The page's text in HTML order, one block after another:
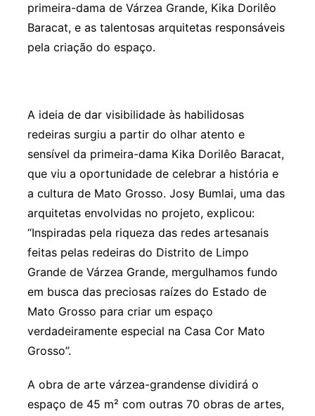
primeira-dama de Várzea Grande, Kika Dorilêo
Baracat, e as talentosas arquitetas responsáveis
pela criação do espaço.
A ideia de dar visibilidade às habilidosas
redeiras surgiu a partir do olhar atento e
sensível da primeira-dama Kika Dorilêo Baracat,
que viu a oportunidade de celebrar a história e
a cultura de Mato Grosso. Josy Bumlai, uma das
arquitetas envolvidas no projeto, explicou:
“Inspiradas pela riqueza das redes artesanais
feitas pelas redeiras do Distrito de Limpo
Grande de Várzea Grande, mergulhamos fundo
em busca das preciosas raízes do Estado de
Mato Grosso para criar um espaço
verdadeiramente especial na Casa Cor Mato
Grosso”.
A obra de arte várzea-grandense dividirá o
espaço de 45 m² com outras 70 obras de artes,